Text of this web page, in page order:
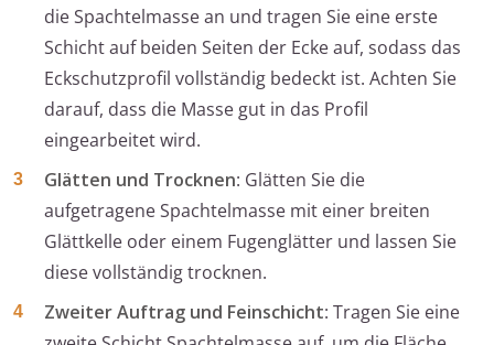
die Spachtelmasse an und tragen Sie eine erste
Schicht auf beiden Seiten der Ecke auf, sodass das
Eckschutzprofil vollständig bedeckt ist. Achten Sie
darauf, dass die Masse gut in das Profil
eingearbeitet wird.
Glätten und Trocknen: Glätten Sie die
aufgetragene Spachtelmasse mit einer breiten
Glättkelle oder einem Fugenglätter und lassen Sie
diese vollständig trocknen.
Zweiter Auftrag und Feinschicht: Tragen Sie eine